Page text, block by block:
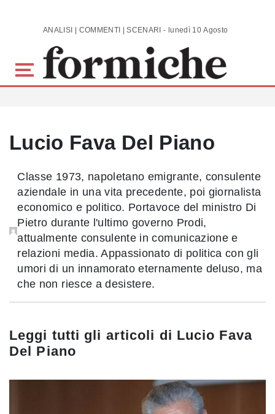
Skip to main content ANALISI | COMMENTI | SCENARI - lunedì 10 Agosto 2026
Lucio Fava Del Piano
Classe 1973, napoletano emigrante, consulente
aziendale in una vita precedente, poi giornalista
economico e politico. Portavoce del ministro Di
Pietro durante l'ultimo governo Prodi,
attualmente consulente in comunicazione e
relazioni media. Appassionato di politica con gli
umori di un innamorato eternamente deluso, ma
che non riesce a desistere.
Leggi tutti gli articoli di Lucio Fava
Del Piano